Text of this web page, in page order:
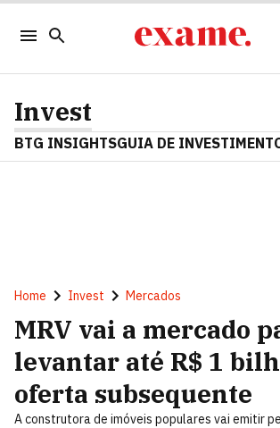
Invest
BTG INSIGHTSGUIA DE
Home Invest Mercados
MRV vai a mercado
levantar até R$ 1
oferta subsequente
A construtora de imóveis populares vai emitir